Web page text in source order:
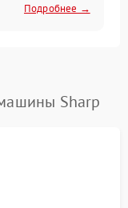
Подробнее →
Подробнее →
Sharp